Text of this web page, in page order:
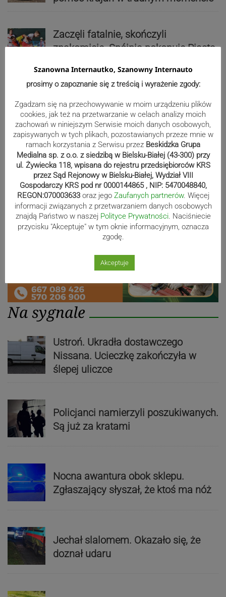
Zaczęli fatalnie, skończyli
znakomicie. Spójnia pokonuje Piasta
Beniaminek ze spadkowiczem na
remis. Podbeskidzie – Lechia 2:2 |
ZDJĘCIA
Reklama
Na sygnale
Ustroń. Ukradła dostawczego
Nissana. Ucieczkę zakończyła w
ślepej uliczce
Policjanci namierzyli poszukiwanych.
Są już za kratami
Nocna awantura obok sklepu.
Zgłaszający słyszał, że ktoś ma nóż
Jechał slalomem. Okazało się, że
doznał udaru
Szanowna Internautko, Szanowny Internauto
prosimy o zapoznanie się z treścią i wyrażenie zgody:
Zgadzam się na przechowywanie w moim urządzeniu plików
cookies, jak też na przetwarzanie w celach analizy moich
zachowań w niniejszym Serwisie moich danych osobowych,
zapisywanych w tych plikach, pozostawianych przeze mnie w
ramach korzystania z Serwisu przez Beskidzka Grupa
Medialna sp. z o.o. z siedzibą w Bielsku-Białej (43-300) przy
ul. Żywiecka 118, wpisana do rejestru przedsiębiorców KRS
przez Sąd Rejonowy w Bielsku-Białej, Wydział VIII
Gospodarczy KRS pod nr 0000144865 , NIP: 5470048840,
REGON:070003633 oraz jego Zaufanych partnerów. Więcej
informacji związanych z przetwarzaniem danych osobowych
znajdą Państwo w naszej Polityce Prywatności. Naciśniecie
przycisku "Akceptuje" w tym oknie informacyjnym, oznacza
zgodę.
Akceptuje